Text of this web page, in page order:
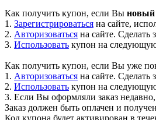
Как получить купон, если Вы новый
1. Зарегистрироваться на сайте,
2. Авторизоваться на сайте. Сделать
3. Использовать купон на
Как получить купон, если Вы уже
1. Авторизоваться на сайте. Сделать
2. Использовать купон на
3. Если Вы оформляли заказ
Заказ должен быть оплачен и
Код купона будет активирован в